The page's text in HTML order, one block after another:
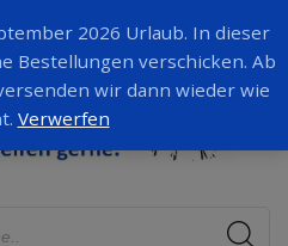
2026 Urlaub. In dieser
Bestellungen verschicken. Ab
wir dann wieder wie
Verwerfen